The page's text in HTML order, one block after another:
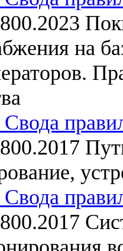
на
Свода
Свода